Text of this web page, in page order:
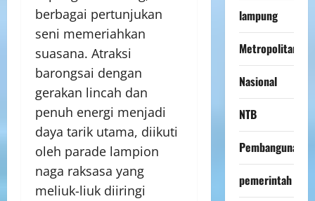
berbagai pertunjukan
seni memeriahkan
suasana. Atraksi
barongsai dengan
gerakan lincah dan
penuh energi menjadi
daya tarik utama, diikuti
oleh parade lampion
naga raksasa yang
meliuk-liuk diiringi
lampung
Metropolitan
Nasional
NTB
Pembangunan
pemerintah